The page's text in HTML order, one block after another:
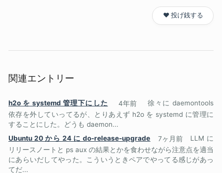
❤️ 投げ銭する
関連エントリー
h2o を systemd 管理下にした 4年前
徐々に daemontools
依存を外していってるが、とりあえず h2o を systemd に管理に
することにした。どうも daemon...
Ubuntu 20 から 24 に do-release-upgrade
7ヶ月前
LLM に
リリースノートと ps aux の結果とかを食わせながら注意点を適当
にあらいだしてやった。こういうときペアでやってる感じがあっ
てだ...